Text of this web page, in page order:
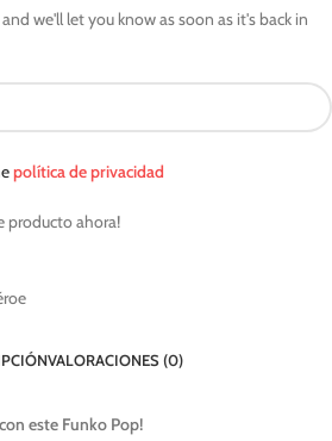
we'll let you know as soon as it's back in
política de privacidad
producto ahora!
VALORACIONES (0)
este Funko Pop!